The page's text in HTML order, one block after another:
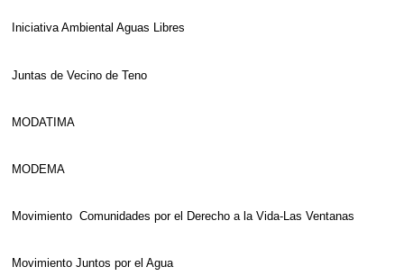
Iniciativa Ambiental Aguas Libres
Juntas de Vecino de Teno
MODATIMA
MODEMA
Movimiento Comunidades por el Derecho a la Vida-Las Ventanas
Movimiento Juntos por el Agua